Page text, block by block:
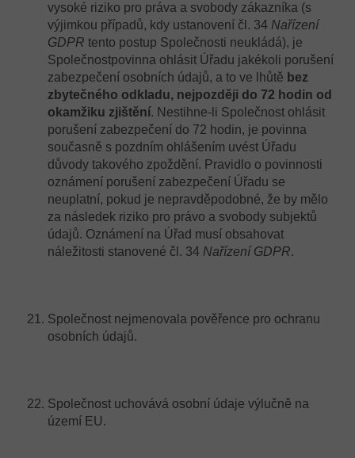
vysoké riziko pro práva a svobody zákazníka (s
výjimkou případů, kdy ustanovení čl. 34 Nařízení
GDPR tento postup Společnosti neukládá), je
Společnostpovinna ohlásit Úřadu jakékoli porušení
zabezpečení osobních údajů, a to ve lhůtě bez
zbytečného odkladu, nejpozději do 72 hodin od
okamžiku zjištění. Nestihne-li Společnost ohlásit
porušení zabezpečení do 72 hodin, je povinna
současně s pozdním ohlášením uvést Úřadu
důvody takového zpoždění. Pravidlo o povinnosti
oznámení porušení zabezpečení Úřadu se
neuplatní, pokud je nepravděpodobné, že by mělo
za následek riziko pro právo a svobody subjektů
údajů. Oznámení na Úřad musí obsahovat
náležitosti stanovené čl. 34 Nařízení GDPR.
Společnost nejmenovala pověřence pro ochranu
osobních údajů.
Společnost uchovává osobní údaje výlučně na
území EU.